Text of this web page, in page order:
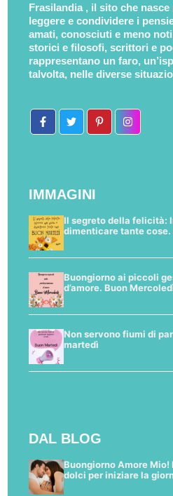
Frasilandia , il sito che
leggere e condividere i
amati, conosciuti e meno
storici e filosofi, scrittori e
rappresentano un faro,
talvolta, nelle diverse
IMMAGINI
Il segreto della felicità:
dimenticare tante cose.
Buongiorno ai piccoli
d’amore. Buon
Non servono fiumi di
martedì
DAL BLOG
Buongiorno Amore Mio!
dolci per iniziare la